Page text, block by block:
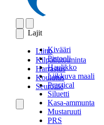
Lajit
Kivääri
Pistooli
Haulikko
Liikkuva maali
Practical
Siluetti
Kasa-ammunta
Mustaruuti
PRS
Liitto
Kilpailutoiminta
Harrastus
Koulutus
Seuroille